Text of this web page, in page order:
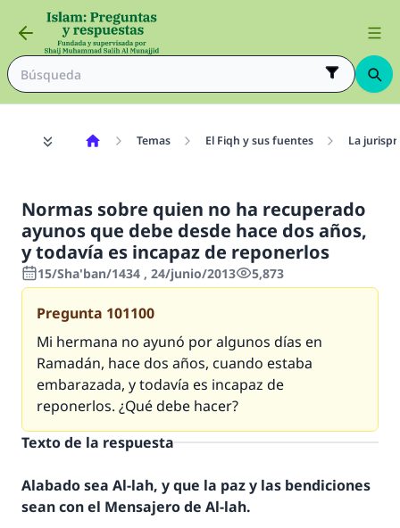
Temas El Fiqh y sus fuentes La
Normas sobre quien no ha recuperado
ayunos que debe desde hace dos años,
y todavía es incapaz de reponerlos
15/Sha'ban/1434 , 24/junio/2013 5,873
Pregunta 101100
Mi hermana no ayunó por algunos días en
Ramadán, hace dos años, cuando estaba
embarazada, y todavía es incapaz de
reponerlos. ¿Qué debe hacer?
Texto de la respuesta
Alabado sea Al-lah, y que la paz y las bendiciones
sean con el Mensajero de Al-lah.